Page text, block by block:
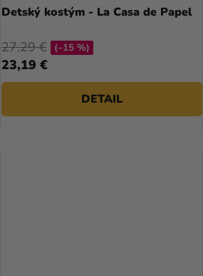
Detský kostým - La Casa de Papel
23,19 €
27,29 € (–15 %)
DETAIL